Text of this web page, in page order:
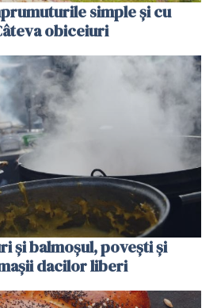
simple și cu
obiceiuri
și balmoșul, povești și
dacilor liberi